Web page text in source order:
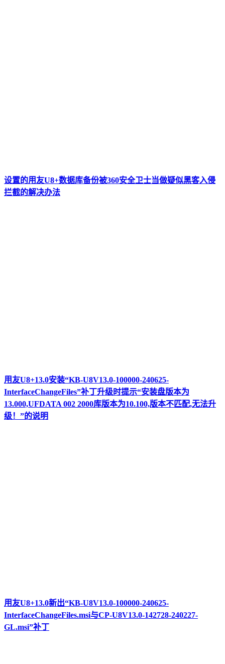
设置的用友U8+数据库备份被360安全卫士当做疑似黑客入侵
拦截的解决办法
用友U8+13.0安装“KB-U8V13.0-100000-240625-
InterfaceChangeFiles”补丁升级时提示“安装盘版本为
13.000,UFDATA 002 2000库版本为10.100,版本不匹配,无法升
级！”的说明
用友U8+13.0新出“KB-U8V13.0-100000-240625-
InterfaceChangeFiles.msi与CP-U8V13.0-142728-240227-
GL.msi”补丁